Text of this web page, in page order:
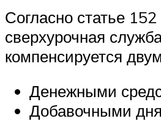
Согласно статье
сверхурочная
компенсируется
Денежными
Добавочными